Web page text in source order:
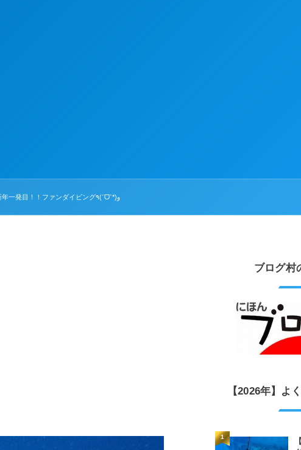
＜2021＞新年一発目！！ファンダイビング٩(ˊᗜˋ*)و
ブログ村
【2026年】よ
1